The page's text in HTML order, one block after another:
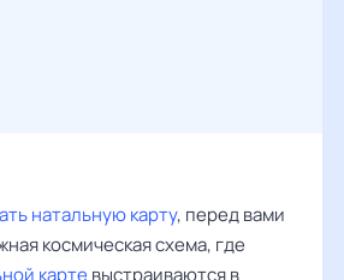
натальную карту, перед вами
космическая схема, где
карте выстраиваются в